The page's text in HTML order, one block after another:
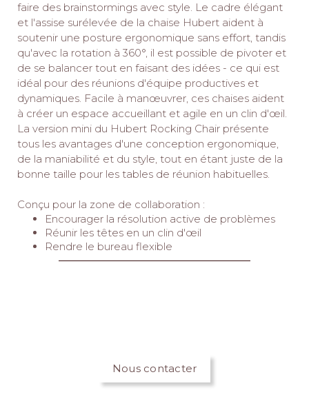
faire des brainstormings avec style. Le cadre élégant
et l'assise surélevée de la chaise Hubert aident à
soutenir une posture ergonomique sans effort, tandis
qu'avec la rotation à 360°, il est possible de pivoter et
de se balancer tout en faisant des idées - ce qui est
idéal pour des réunions d'équipe productives et
dynamiques. Facile à manœuvrer, ces chaises aident
à créer un espace accueillant et agile en un clin d'œil.
La version mini du Hubert Rocking Chair présente
tous les avantages d'une conception ergonomique,
de la maniabilité et du style, tout en étant juste de la
bonne taille pour les tables de réunion habituelles.
Conçu pour la zone de collaboration :
Encourager la résolution active de problèmes
Réunir les têtes en un clin d'œil
Rendre le bureau flexible
Nous contacter